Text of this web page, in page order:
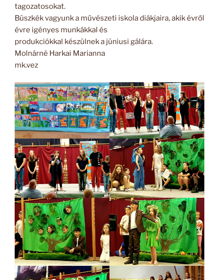
tagozatosokat.
Büszkék vagyunk a művészeti iskola diákjaira, akik évről
évre igényes munkákkal és
produkciókkal készülnek a júniusi gálára.
Molnárné Harkai Marianna
mk.vez